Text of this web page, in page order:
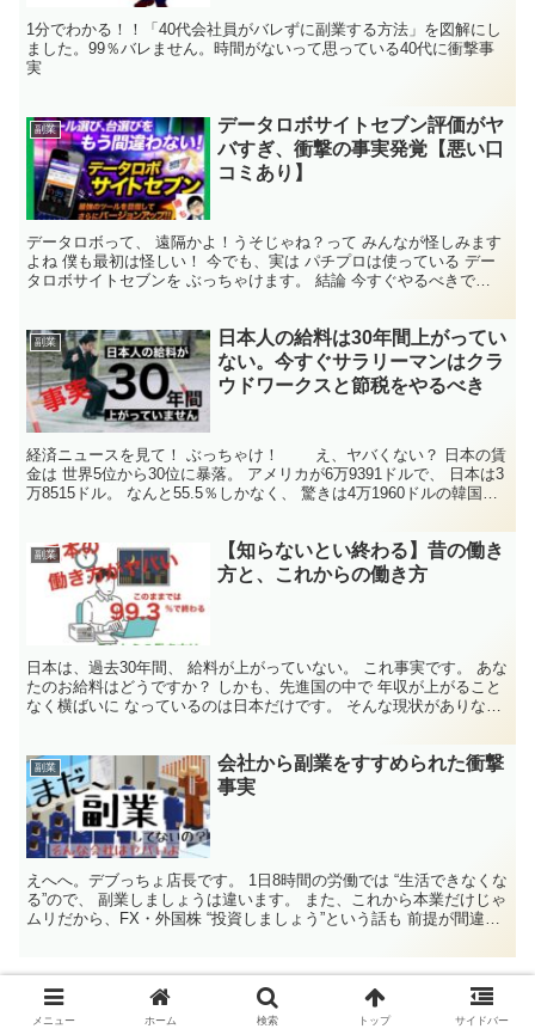
1分でわかる！！「40代会社員がバレずに副業する方法」を図解にし
ました。99％バレません。時間がないって思っている40代に衝撃事
実
副業
データロボサイトセブン評価がヤ
バすぎ、衝撃の事実発覚【悪い口
コミあり】
データロボって、 遠隔かよ！うそじゃね？って みんなが怪しみます
よね 僕も最初は怪しい！ 今でも、実は パチプロは使っている デー
タロボサイトセブンを ぶっちゃけます。 結論 今すぐやるべきで
副業
日本人の給料は30年間上がってい
ない。今すぐサラリーマンはクラ
ウドワークスと節税をやるべき
経済ニュースを見て！ ぶっちゃけ！ え、ヤバくない？ 日本の賃
金は 世界5位から30位に暴落。 アメリカが6万9391ドルで、 日本は3
万8515ドル。 なんと55.5％しかなく、 驚きは4万1960ドルの韓国よ
副業
【知らないとい終わる】昔の働き
方と、これからの働き方
日本は、過去30年間、 給料が上がっていない。 これ事実です。 あな
たのお給料はどうですか？ しかも、先進国の中で 年収が上がること
なく横ばいに なっているのは日本だけです。 そんな現状がありなが
副業
会社から副業をすすめられた衝撃
事実
えへへ。デブっちょ店長です。 1日8時間の労働では “生活できなくな
る”ので、 副業しましょうは違います。 また、これから本業だけじゃ
ムリだから、FX・外国株 “投資しましょう”という話も 前提が間違っ
メニュー ホーム 検索 トップ サイドバー